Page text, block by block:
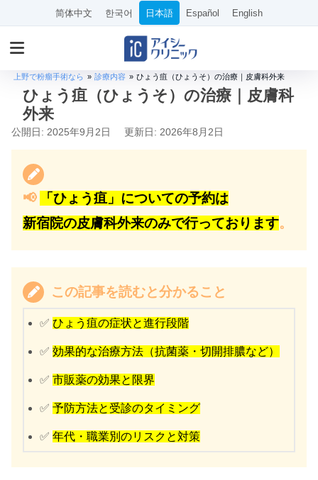
简体中文 한국어 日本語 Español English
上野で粉瘤手術なら » 診療内容 » ひょう疽（ひょうそ）の治療｜皮膚科外来
ひょう疽（ひょうそ）の治療｜皮膚科
外来
公開日: 2025年9月2日 更新日: 2026年8月2日
📢
「ひょう疽」についての予約は
新宿院の皮膚科外来のみで行っております。
この記事を読むと分かること
✅ひょう疽の症状と進行段階
✅効果的な治療方法（抗菌薬・切開排膿など）
✅市販薬の効果と限界
✅予防方法と受診のタイミング
✅年代・職業別のリスクと対策